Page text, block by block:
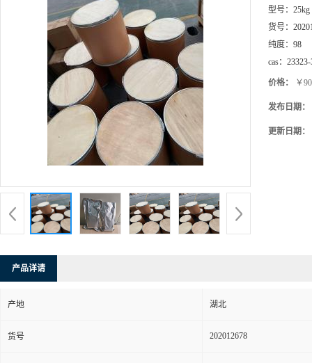
型号： 25kg
货号：
纯度： 98
cas：
价格： ￥
发布日期：
更新日期：
产品详请
产地 湖北
货号 202012678